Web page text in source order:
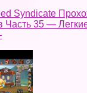
Syndicate
Часть 35 —